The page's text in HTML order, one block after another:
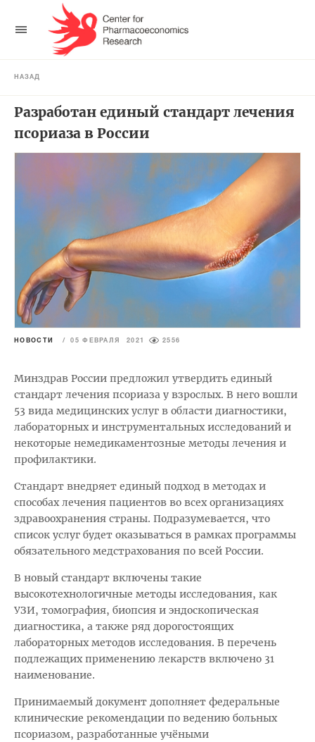
НАЗАД
Разработан единый стандарт лечения
псориаза в России
НОВОСТИ / 05 ФЕВРАЛЯ 2021 2556
Минздрав России предложил утвердить единый
стандарт лечения псориаза у взрослых. В него вошли
53 вида медицинских услуг в области диагностики,
лабораторных и инструментальных исследований и
некоторые немедикаментозные методы лечения и
профилактики.
Стандарт внедряет единый подход в методах и
способах лечения пациентов во всех организациях
здравоохранения страны. Подразумевается, что
список услуг будет оказываться в рамках программы
обязательного медстрахования по всей России.
В новый стандарт включены такие
высокотехнологичные методы исследования, как
УЗИ, томография, биопсия и эндоскопическая
диагностика, а также ряд дорогостоящих
лабораторных методов исследования. В перечень
подлежащих применению лекарств включено 31
наименование.
Принимаемый документ дополняет федеральные
клинические рекомендации по ведению больных
псориазом, разработанные учёными